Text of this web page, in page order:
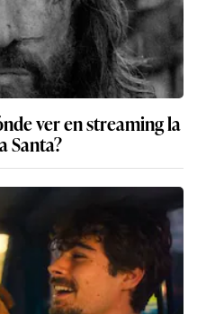
ver en streaming la
Santa?